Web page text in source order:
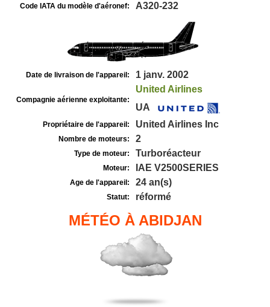
Code IATA du modèle d'aéronef: A320-232
Date de livraison de l'appareil: 1 janv. 2002
Compagnie aérienne exploitante:
United Airlines
UA
Propriétaire de l'appareil: United Airlines Inc
Nombre de moteurs: 2
Type de moteur: Turboréacteur
Moteur: IAE V2500SERIES
Age de l'appareil: 24 an(s)
Statut: réformé
MÉTÉO À ABIDJAN